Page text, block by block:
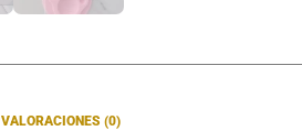
VALORACIONES (0)